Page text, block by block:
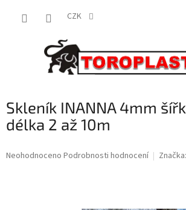
CZK
Skleník INANNA 4mm
délka 2 až 10m
Průměrné
Neohodnoceno Podrobnosti hodnocení Značka: